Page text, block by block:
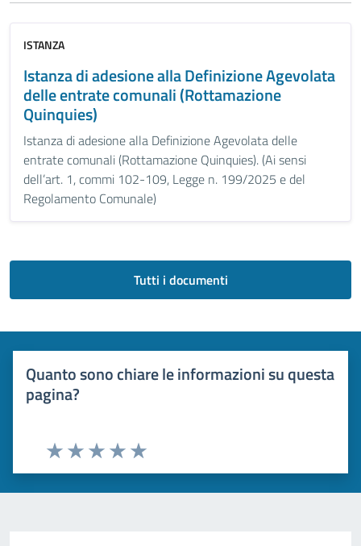
ISTANZA
Istanza di adesione alla Definizione Agevolata
delle entrate comunali (Rottamazione
Quinquies)
Istanza di adesione alla Definizione Agevolata delle
entrate comunali (Rottamazione Quinquies). (Ai sensi
dell’art. 1, commi 102-109, Legge n. 199/2025 e del
Regolamento Comunale)
Tutti i documenti
Quanto sono chiare le informazioni su questa
pagina?
Valuta 5 stelle su 5
Valuta 4 stelle su 5
Valuta 3 stelle su 5
Valuta 2 stelle su 5
Valuta 1 stelle su 5